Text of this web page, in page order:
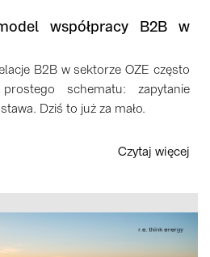
współpracy B2B w
B2B w sektorze OZE często
schematu: zapytanie
Dziś to już za mało.
Czytaj więcej